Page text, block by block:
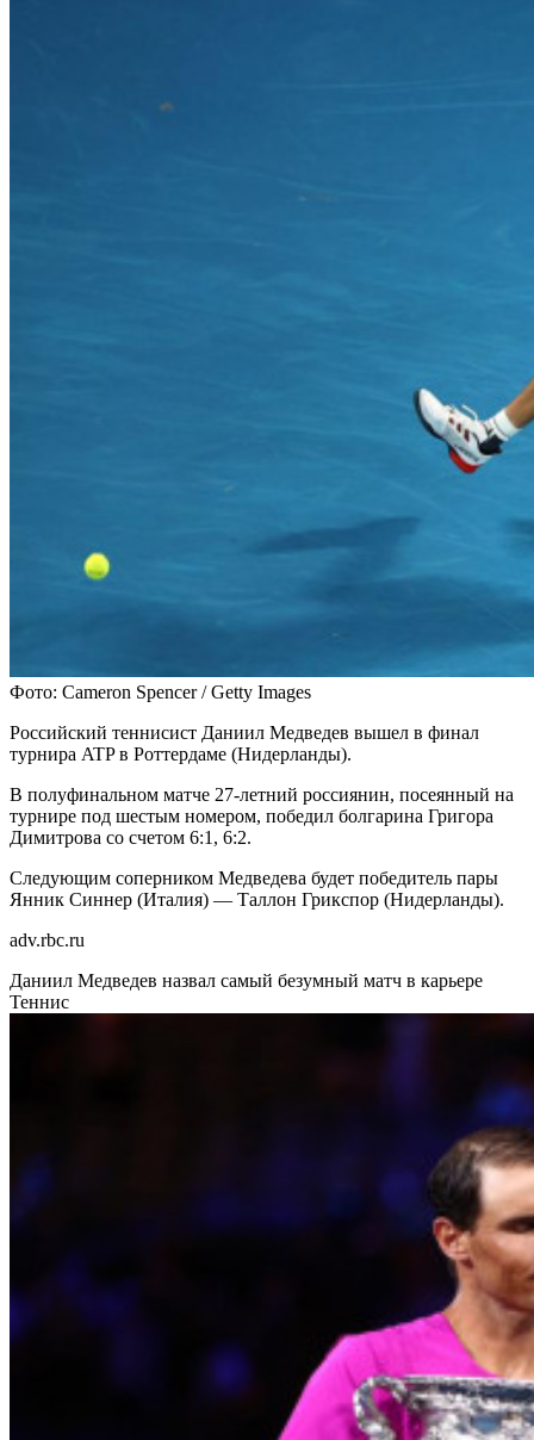
Фото: Cameron Spencer / Getty Images
Российский теннисист Даниил Медведев вышел в финал
турнира ATP в Роттердаме (Нидерланды).
В полуфинальном матче 27-летний россиянин, посеянный на
турнире под шестым номером, победил болгарина Григора
Димитрова со счетом 6:1, 6:2.
Следующим соперником Медведева будет победитель пары
Янник Синнер (Италия) — Таллон Грикспор (Нидерланды).
adv.rbc.ru
Даниил Медведев назвал самый безумный матч в карьере
Теннис